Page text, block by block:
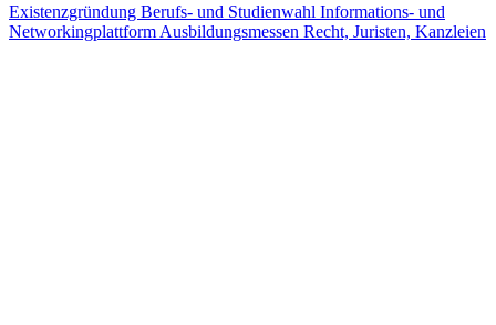
Existenzgründung Berufs- und Studienwahl Informations- und
Networkingplattform Ausbildungsmessen Recht, Juristen, Kanzleien